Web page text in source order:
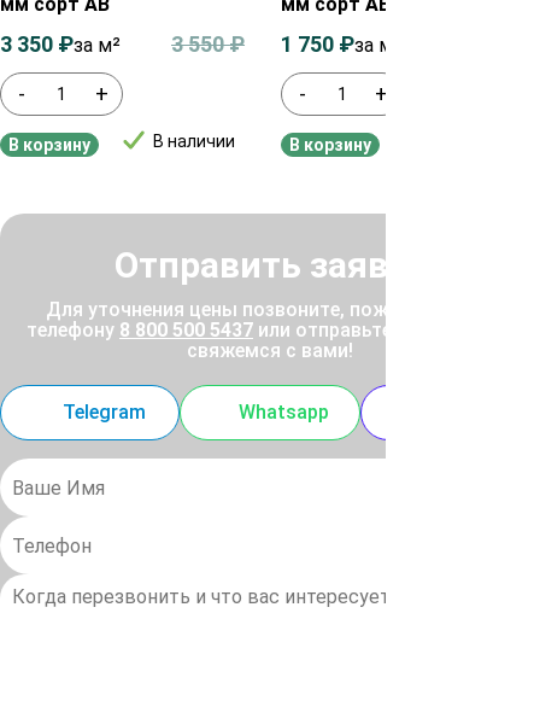
- +
В наличии
3 550₽
3 350 ₽за м²
В корзину
- +
1 750 ₽за м2
В корзину
Отправить заявку
Для уточнения цены позвоните, пожалуйста, по
телефону 8 800 500 5437 или отправьте заявку, и мы
свяжемся с вами!
Telegram Whatsapp